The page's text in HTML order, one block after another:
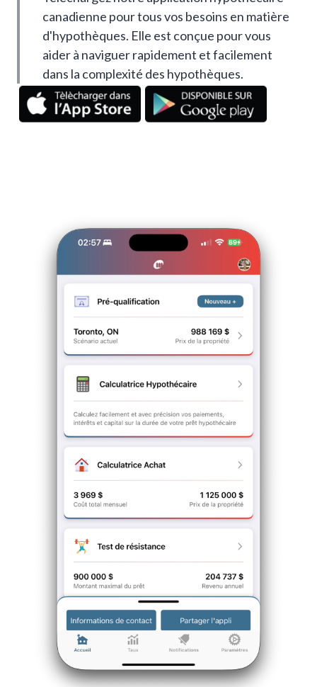
canadienne pour tous vos besoins en matière
d'hypothèques. Elle est conçue pour vous
aider à naviguer rapidement et facilement
dans la complexité des hypothèques.